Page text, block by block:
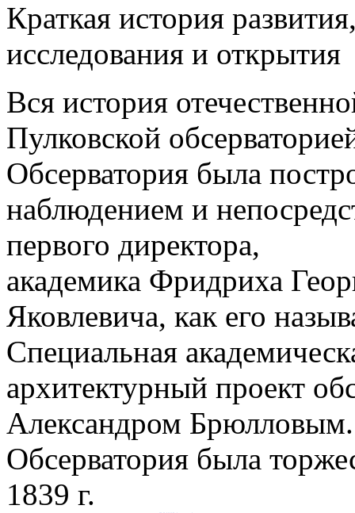
Краткая история
исследования и открытия
Вся история
Пулковской
Обсерватория была
наблюдением и
первого директора,
академика Фридриха
Яковлевича, как его
Специальная
архитектурный проект
Александром Брюлловым.
Обсерватория была
1839 г.